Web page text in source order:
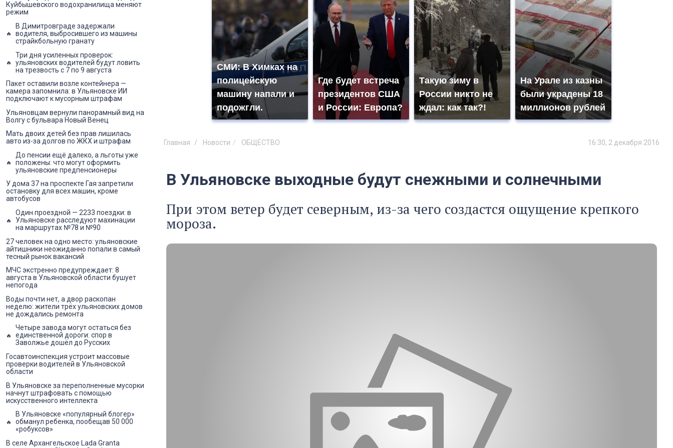
СМИ: В Химках на
полицейскую
машину напали и
подожгли.
Где будет встреча
президентов США
и России: Европа?
Такую зиму в
России никто не
ждал: как так?!
На Урале из казны
были украдены 18
миллионов рублей
Главная Новости ОБЩЕСТВО 16:30, 2 декабря 2016
В Ульяновске выходные будут снежными и солнечными
При этом ветер будет северным, из-за чего создастся ощущение крепкого
мороза.
Куйбышевского водохранилища меняют
режим
В Димитровграде задержали
водителя, выбросившего из машины
страйкбольную гранату
Три дня усиленных проверок:
ульяновских водителей будут ловить
на трезвость с 7 по 9 августа
Пакет оставили возле контейнера —
камера запомнила: в Ульяновске ИИ
подключают к мусорным штрафам
Ульяновцам вернули панорамный вид на
Волгу с бульвара Новый Венец
Мать двоих детей без прав лишилась
авто из-за долгов по ЖКХ и штрафам
До пенсии ещё далеко, а льготы уже
положены: что могут оформить
ульяновские предпенсионеры
У дома 37 на проспекте Гая запретили
остановку для всех машин, кроме
автобусов
Один проездной — 2233 поездки: в
Ульяновске расследуют махинации
на маршрутах №78 и №90
27 человек на одно место: ульяновские
айтишники неожиданно попали в самый
тесный рынок вакансий
МЧС экстренно предупреждает: 8
августа в Ульяновской области бушует
непогода
Воды почти нет, а двор раскопан
неделю: жители трёх ульяновских домов
не дождались ремонта
Четыре завода могут остаться без
единственной дороги: спор в
Заволжье дошёл до Русских
Госавтоинспекция устроит массовые
проверки водителей в Ульяновской
области
В Ульяновске за переполненные мусорки
начнут штрафовать с помощью
искусственного интеллекта
В Ульяновске «популярный блогер»
обманул ребенка, пообещав 50 000
«робуксов»
В селе Архангельское Lada Granta